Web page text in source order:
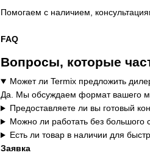
Помогаем с наличием,
FAQ
Вопросы, которые
Может ли Termix предложить
Да. Мы обсуждаем формат вашего
Предоставляете ли вы готовый
Можно ли работать без большого
Есть ли товар в наличии для
Заявка